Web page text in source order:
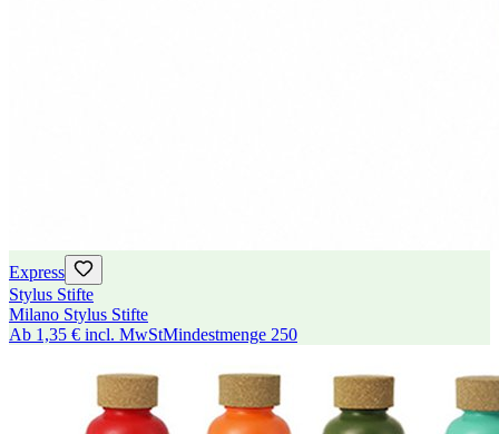
Express
Stylus Stifte
Milano Stylus Stifte
Ab 1,35 € incl. MwStMindestmenge 250